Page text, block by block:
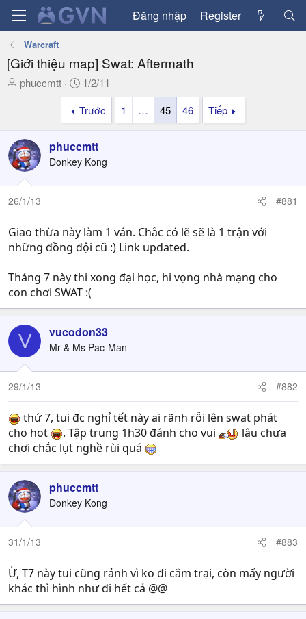
Đăng nhập Register
Warcraft
[Giới thiệu map] Swat: Aftermath
T
a
d
s
t
a
e
r
phuccmtt
N
g
à
y
ử
1/2/11
Trước
1 … 45 46 Tiếp
phuccmtt
Donkey Kong
26/1/13 #881
Giao thừa này làm 1 ván. Chắc có lẽ sẽ là 1 trận với
những đồng đội cũ :) Link updated.
Tháng 7 này thi xong đại học, hi vọng nhà mạng cho
con chơi SWAT :(
V vucodon33
Mr & Ms Pac-Man
29/1/13 #882
thứ 7, tui đc nghỉ tết này ai rãnh rỗi lên swat phát
cho hot
. Tập trung 1h30 đánh cho vui
lâu chưa
chơi chắc lụt nghề rùi quá
phuccmtt
Donkey Kong
31/1/13 #883
Ừ, T7 này tui cũng rảnh vì ko đi cắm trại, còn mấy người
khác thì hình như đi hết cả @@